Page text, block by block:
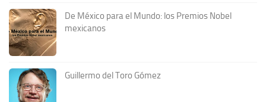
De México para el Mundo: los Premios Nobel
mexicanos
Guillermo del Toro Gómez